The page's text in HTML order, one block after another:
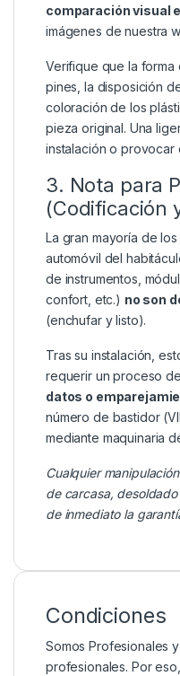
comparación visual
imágenes de nuestra
Verifique que la forma
pines, la disposición
coloración de los
pieza original. Una
instalación o provocar
3. Nota para
(Codificación
La gran mayoría de
automóvil del
de instrumentos,
confort, etc.) no son
(enchufar y listo).
Tras su instalación,
requerir un proceso de
datos o
número de bastidor
mediante maquinaria
Cualquier
de carcasa,
de inmediato la
Condiciones
Somos Profesionales
profesionales. Por